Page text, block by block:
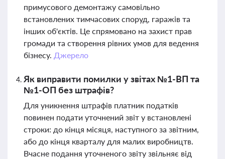
примусового демонтажу самовільно
встановлених тимчасових споруд, гаражів та
інших об'єктів. Це спрямовано на захист прав
громади та створення рівних умов для ведення
бізнесу. Джерело
Як виправити помилки у звітах №1-ВП та
№1-ОП без штрафів?
Для уникнення штрафів платник податків
повинен подати уточнений звіт у встановлені
строки: до кінця місяця, наступного за звітним,
або до кінця кварталу для малих виробництв.
Вчасне подання уточненого звіту звільняє від